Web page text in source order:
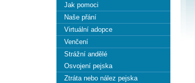
Jak pomoci
Naše přání
Virtuální adopce
Venčení
Strážní andělé
Osvojení pejska
Ztráta nebo nález pejska